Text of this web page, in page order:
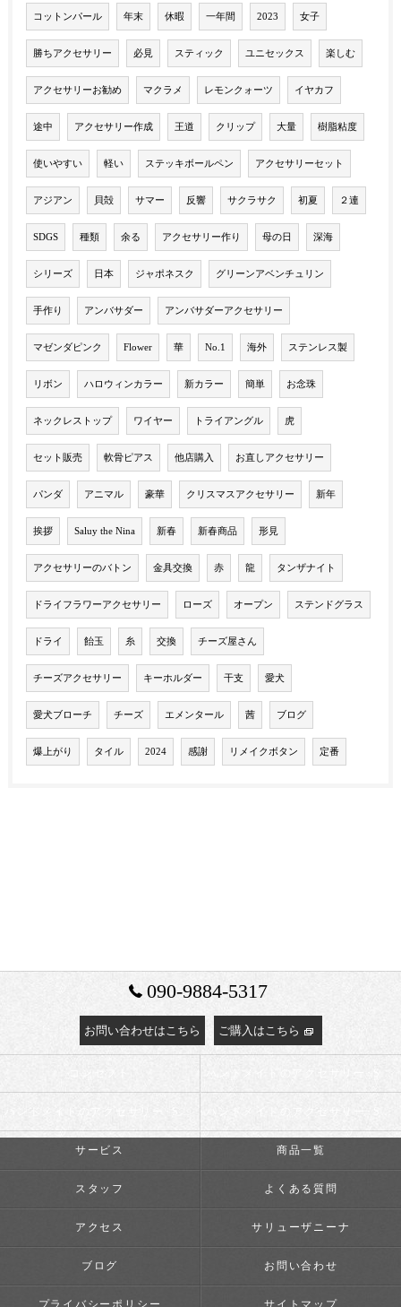
コットンパール 年末 休暇 一年間 2023 女子
勝ちアクセサリー 必見 スティック ユニセックス 楽しむ
アクセサリーお勧め マクラメ レモンクォーツ イヤカフ
途中 アクセサリー作成 王道 クリップ 大量 樹脂粘度
使いやすい 軽い ステッキボールペン アクセサリーセット
アジアン 貝殻 サマー 反響 サクラサク 初夏 ２連
SDGS 種類 余る アクセサリー作り 母の日 深海
シリーズ 日本 ジャポネスク グリーンアベンチュリン
手作り アンバサダー アンバサダーアクセサリー
マゼンダピンク Flower 華 No.1 海外 ステンレス製
リボン ハロウィンカラー 新カラー 簡単 お念珠
ネックレストップ ワイヤー トライアングル 虎
セット販売 軟骨ピアス 他店購入 お直しアクセサリー
パンダ アニマル 豪華 クリスマスアクセサリー 新年
挨拶 Saluy the Nina 新春 新春商品 形見
アクセサリーのバトン 金具交換 赤 龍 タンザナイト
ドライフラワーアクセサリー ローズ オープン ステンドグラス
ドライ 飴玉 糸 交換 チーズ屋さん
チーズアクセサリー キーホルダー 干支 愛犬
愛犬ブローチ チーズ エメンタール 茜 ブログ
爆上がり タイル 2024 感謝 リメイクボタン 定番
090-9884-5317
お問い合わせはこちら ご購入はこちら
サービス 商品一覧
スタッフ よくある質問
アクセス サリューザニーナ
ブログ お問い合わせ
プライバシーポリシー サイトマップ